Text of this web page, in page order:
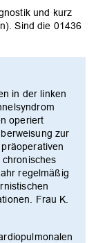
und kurz
Sind die 01436
in der linken
operiert
zur
regelmäßig
Frau K.